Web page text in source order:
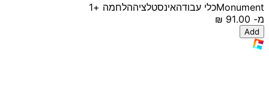
Monumentכלי עבודהאינסטלציההלחמה +1
מ-
Add